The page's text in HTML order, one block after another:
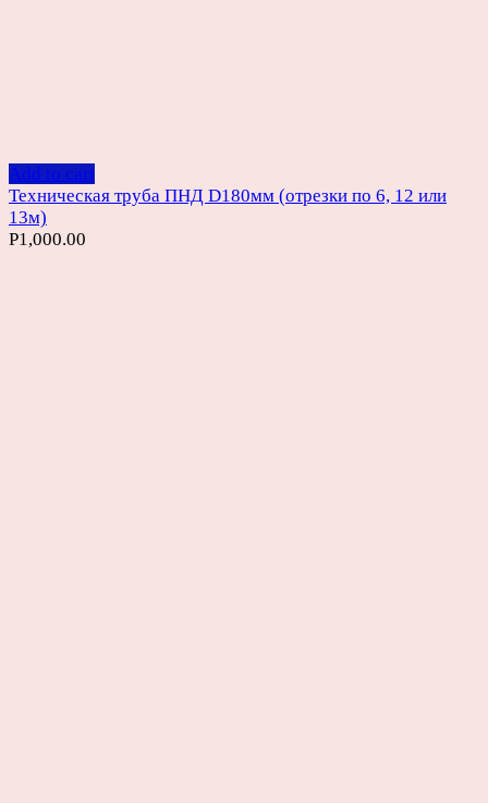
Add to cart
Техническая труба ПНД D180мм (отрезки по 6, 12 или
13м)
Р1,000.00